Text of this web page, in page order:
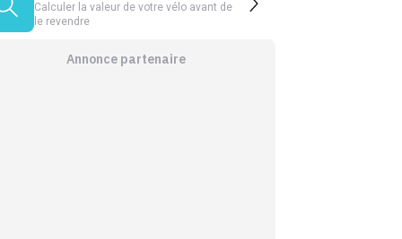
Calculer la valeur de votre vélo avant de
le revendre
Annonce partenaire